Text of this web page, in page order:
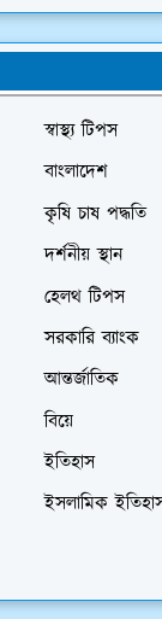
স্বাস্থ্য টিপস
বাংলাদেশ
কৃষি চাষ পদ্ধতি
দর্শনীয় স্থান
হেলথ টিপস
সরকারি ব্যাংক
আন্তর্জাতিক
বিয়ে
ইতিহাস
ইসলামিক